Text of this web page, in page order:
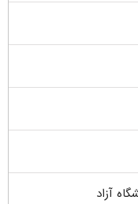
آزاد